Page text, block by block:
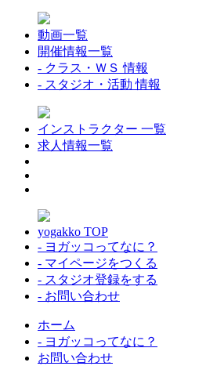
動画一覧
開催情報一覧
- クラス・ＷＳ 情報
- スタジオ・活動 情報
インストラクター 一覧
求人情報一覧
yogakko TOP
- ヨガッコってなに？
- マイページをつくる
- スタジオ登録をする
- お問い合わせ
ホーム
- ヨガッコってなに？
お問い合わせ